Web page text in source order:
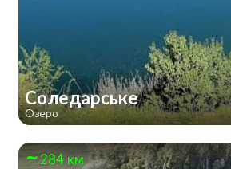
Соледарське
Озеро
284 км